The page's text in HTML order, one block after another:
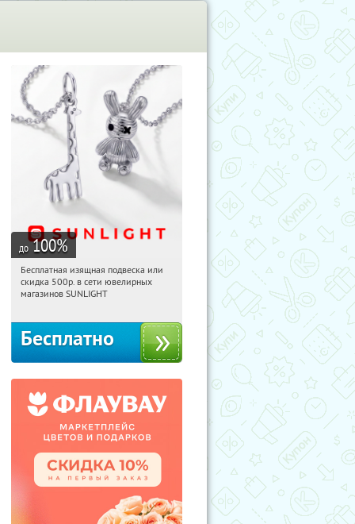
до 100%
10:29:56 Получили:
Россия
Бесплатная изящная подвеска или
скидка 500р. в сети ювелирных
магазинов SUNLIGHT
Бесплатно